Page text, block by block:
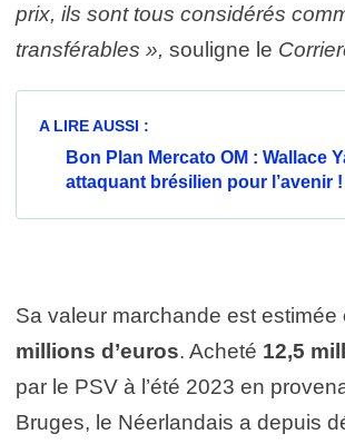
prix, ils sont tous considérés
transférables », souligne le
A LIRE AUSSI :
Bon Plan Mercato OM : Wallace
attaquant brésilien pour l’avenir !
Sa valeur marchande est estimée
millions d’euros. Acheté 12,5
par le PSV à l’été 2023 en
Bruges, le Néerlandais a depuis